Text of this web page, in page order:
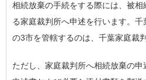
相続放棄の手続をする際には、被
る家庭裁判所へ申述を行います。
の3市を管轄するのは、千葉家庭裁
ただし、家庭裁判所へ相続放棄の